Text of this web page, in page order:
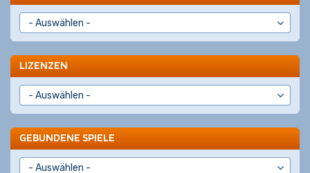
LIZENZEN
GEBUNDENE SPIELE